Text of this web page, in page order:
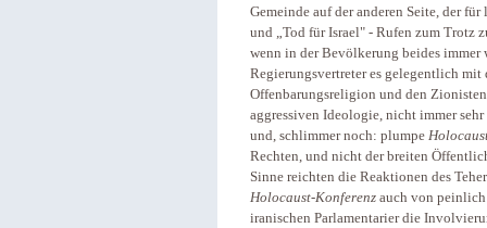
Gemeinde auf der anderen Seite, der
und „Tod für Israel" - Rufen zum Trotz
wenn in der Bevölkerung beides
Regierungsvertreter es gelegentlich mit
Offenbarungsreligion und den
aggressiven Ideologie, nicht immer
und, schlimmer noch: plumpe
Rechten, und nicht der breiten
Sinne reichten die Reaktionen des
Holocaust-Konferenz auch von
iranischen Parlamentarier die